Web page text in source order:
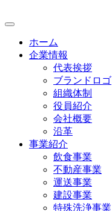
ホーム
企業情報
代表挨拶
ブランドロゴ
組織体制
役員紹介
会社概要
沿革
事業紹介
飲食事業
不動産事業
運送事業
建設事業
特殊洗浄事業